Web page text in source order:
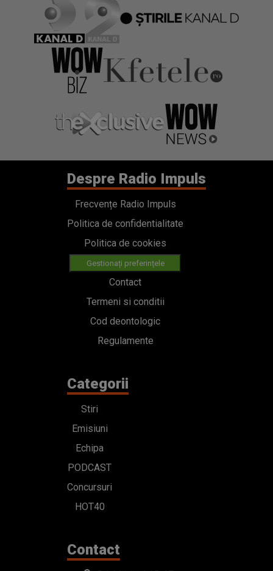
Despre Radio Impuls
Frecvențe Radio Impuls
Politica de confidentialitate
Politica de cookies
Gestionați preferințele
Contact
Termeni si conditii
Cod deontologic
Regulamente
Categorii
Stiri
Emisiuni
Echipa
PODCAST
Concursuri
HOT40
Contact